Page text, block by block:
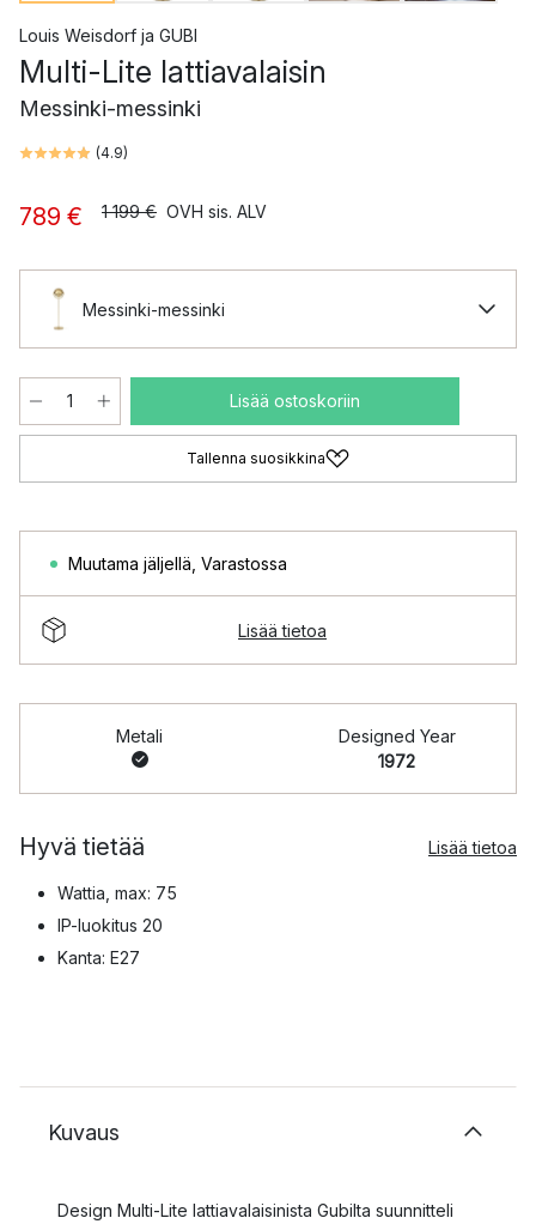
Louis Weisdorf ja GUBI
Multi-Lite lattiavalaisin
Messinki-messinki
(4.9)
789 € 1 199 € OVH sis. ALV
Messinki-messinki
Lisää ostoskoriin
Tallenna suosikkina
Muutama jäljellä Varastossa
Lisää tietoa
Metali
Designed Year
1972
Hyvä tietää Lisää tietoa
Wattia, max: 75
IP-luokitus 20
Kanta: E27
Kuvaus
Design Multi-Lite lattiavalaisinista Gubilta suunnitteli